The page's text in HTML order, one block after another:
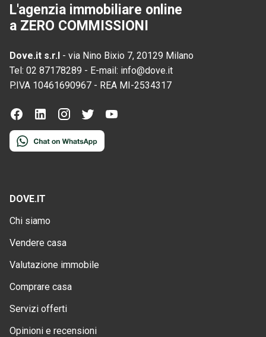
L'agenzia immobiliare online
a ZERO COMMISSIONI
Dove.it s.r.l - via Nino Bixio 7, 20129 Milano
Tel: 02 87178289 - E-mail: info@dove.it
P.IVA 10461690967 - REA MI-2534317
DOVE.IT
Chi siamo
Vendere casa
Valutazione immobile
Comprare casa
Servizi offerti
Opinioni e recensioni